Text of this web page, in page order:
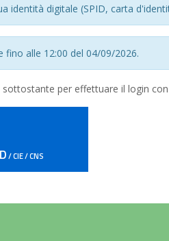
identità digitale (SPID, carta
fino alle 12:00 del 04/09/2026.
sottostante per effettuare il login
/ CIE / CNS